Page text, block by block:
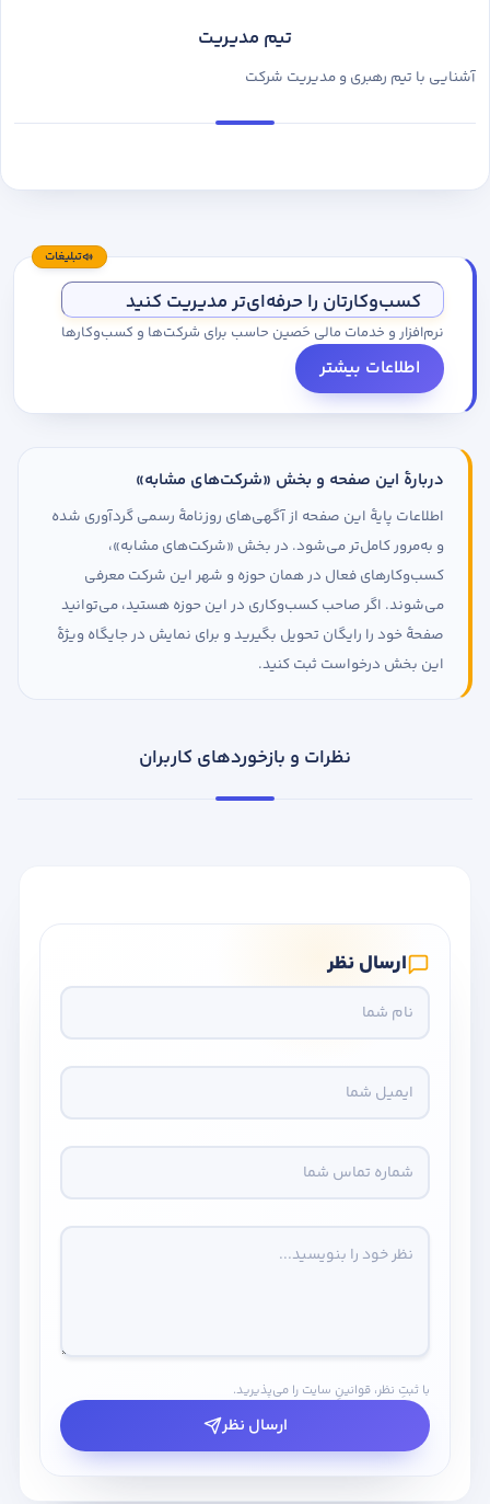
تیم مدیریت
آشنایی با تیم رهبری و مدیریت شرکت
تبلیغات
کسب‌وکارتان را حرفه‌ای‌تر مدیریت کنید
نرم‌افزار و خدمات مالی حَصین حاسب برای شرکت‌ها و کسب‌وکارها
اطلاعات بیشتر
دربارهٔ این صفحه و بخش «شرکت‌های مشابه»
اطلاعات پایهٔ این صفحه از آگهی‌های روزنامهٔ رسمی گردآوری شده
و به‌مرور کامل‌تر می‌شود. در بخش «شرکت‌های مشابه»،
کسب‌وکارهای فعال در همان حوزه و شهر این شرکت معرفی
می‌شوند. اگر صاحب کسب‌وکاری در این حوزه هستید، می‌توانید
صفحهٔ خود را رایگان تحویل بگیرید و برای نمایش در جایگاه ویژهٔ
این بخش درخواست ثبت کنید.
نظرات و بازخوردهای کاربران
ارسال نظر
با ثبتِ نظر، قوانینِ سایت را می‌پذیرید.
ارسال نظر